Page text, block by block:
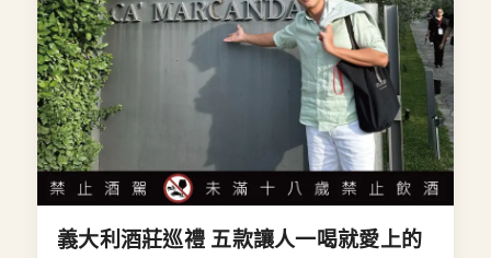
義大利酒莊巡禮 五款讓人一喝就愛上的